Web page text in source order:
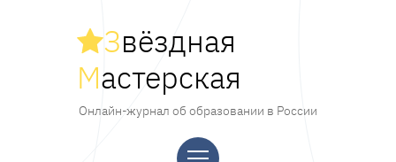
Звёздная
Мастерская
Онлайн-журнал об образовании в России